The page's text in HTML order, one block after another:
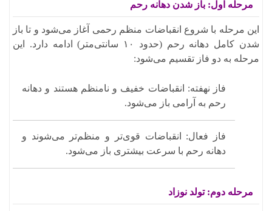
مرحله اول: باز شدن دهانه رحم
این مرحله با شروع انقباضات منظم رحمی آغاز می‌شود و تا باز
شدن کامل دهانه رحم (حدود ۱۰ سانتی‌متر) ادامه دارد. این
مرحله به دو فاز تقسیم می‌شود:
فاز نهفته: انقباضات خفیف و نامنظم هستند و دهانه
رحم به آرامی باز می‌شود.​
فاز فعال: انقباضات قوی‌تر و منظم‌تر می‌شوند و
دهانه رحم با سرعت بیشتری باز می‌شود.
مرحله دوم: تولد نوزاد